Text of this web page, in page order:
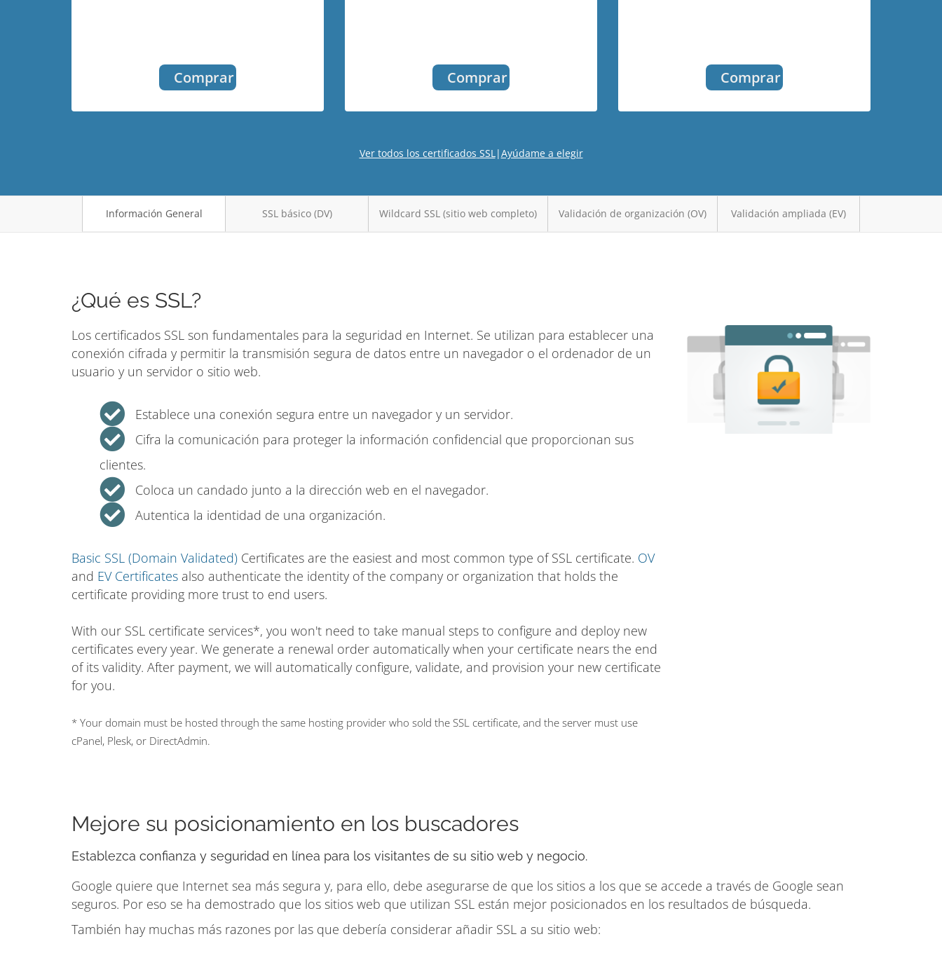
Comprar Comprar Comprar
Ver todos los certificados SSL|Ayúdame a elegir
Información General SSL básico (DV) Wildcard SSL (sitio web completo) Validación de organización (OV) Validación ampliada (EV)
¿Qué es SSL?
Los certificados SSL son fundamentales para la seguridad en Internet. Se utilizan para establecer una
conexión cifrada y permitir la transmisión segura de datos entre un navegador o el ordenador de un
usuario y un servidor o sitio web.
Establece una conexión segura entre un navegador y un servidor.
Cifra la comunicación para proteger la información confidencial que proporcionan sus
clientes.
Coloca un candado junto a la dirección web en el navegador.
Autentica la identidad de una organización.
Basic SSL (Domain Validated) Certificates are the easiest and most common type of SSL certificate. OV
and EV Certificates also authenticate the identity of the company or organization that holds the
certificate providing more trust to end users.
With our SSL certificate services*, you won't need to take manual steps to configure and deploy new
certificates every year. We generate a renewal order automatically when your certificate nears the end
of its validity. After payment, we will automatically configure, validate, and provision your new certificate
for you.
* Your domain must be hosted through the same hosting provider who sold the SSL certificate, and the server must use
cPanel, Plesk, or DirectAdmin.
Mejore su posicionamiento en los buscadores
Establezca confianza y seguridad en línea para los visitantes de su sitio web y negocio.
Google quiere que Internet sea más segura y, para ello, debe asegurarse de que los sitios a los que se accede a través de Google sean
seguros. Por eso se ha demostrado que los sitios web que utilizan SSL están mejor posicionados en los resultados de búsqueda.
También hay muchas más razones por las que debería considerar añadir SSL a su sitio web: